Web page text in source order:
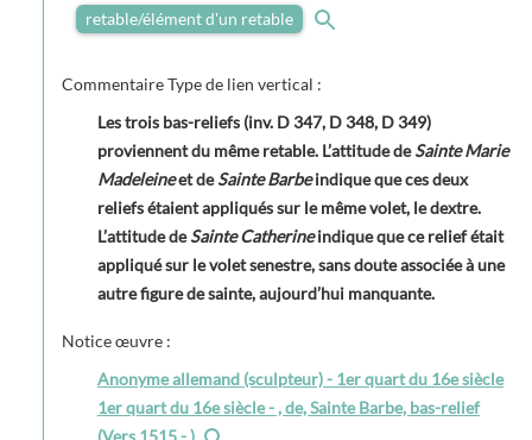
retable/élément d'un retable
Commentaire Type de lien vertical :
Les trois bas-reliefs (inv. D 347, D 348, D 349)
proviennent du même retable. L’attitude deSainte Marie
Madeleineet deSainte Barbeindique que ces deux
reliefs étaient appliqués sur le même volet, le dextre.
L’attitude deSainte Catherineindique que ce relief était
appliqué sur le volet senestre, sans doute associée à une
autre figure de sainte, aujourd’hui manquante.
Notice œuvre :
Anonyme allemand (sculpteur) - 1er quart du 16e siècle
1er quart du 16e siècle - , de, Sainte Barbe, bas-relief